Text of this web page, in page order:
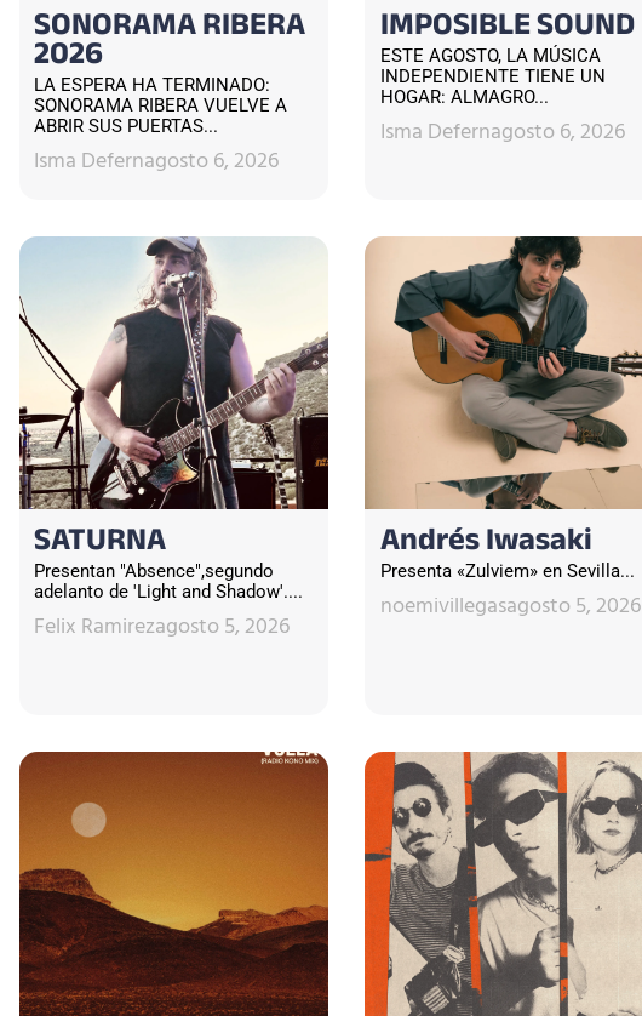
SONORAMA RIBERA
2026
LA ESPERA HA TERMINADO:
SONORAMA RIBERA VUELVE A
ABRIR SUS PUERTAS...
Isma Defernagosto 6, 2026
IMPOSIBLE SOUND
ESTE AGOSTO, LA MÚSICA
INDEPENDIENTE TIENE UN
HOGAR: ALMAGRO...
Isma Defernagosto 6, 2026
SATURNA
Presentan "Absence",segundo
adelanto de 'Light and Shadow'....
Felix Ramirezagosto 5, 2026
Andrés Iwasaki
Presenta «Zulviem» en Sevilla...
noemivillegasagosto 5, 2026